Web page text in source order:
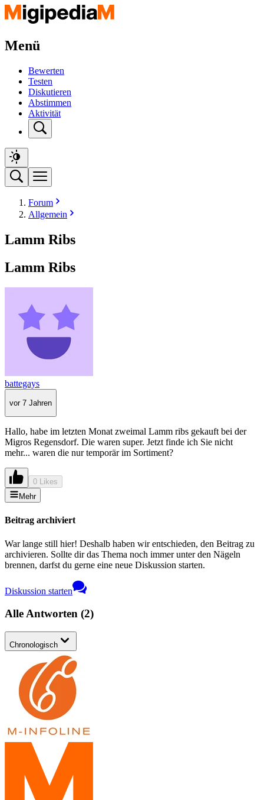
Menü
Bewerten
Testen
Diskutieren
Abstimmen
Aktivität
Forum
Allgemein
Lamm Ribs
Lamm Ribs
battegays
vor 7 Jahren
Hallo, habe im letzten Monat zweimal Lamm ribs gekauft bei der
Migros Regensdorf. Die waren super. Jetzt finde ich Sie nicht
mehr... waren die nur temporär im Sortiment?
0 Likes
Mehr
Beitrag archiviert
War lange still hier! Deshalb haben wir entschieden, den Beitrag zu
archivieren. Sollte dir das Thema noch immer unter den Nägeln
brennen, darfst du gerne eine neue Diskussion starten.
Diskussion starten
Alle Antworten (2)
Chronologisch